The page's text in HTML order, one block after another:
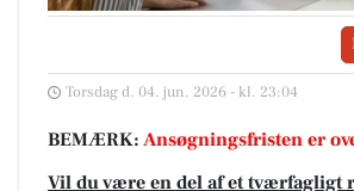
Torsdag d. 04. jun. 2026 - kl. 23:04
BEMÆRK: Ansøgningsfristen er
Vil du være en del af et tværfagligt